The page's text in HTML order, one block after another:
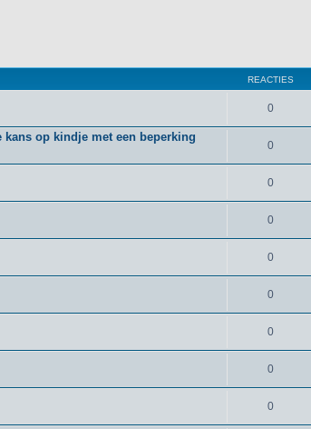
REACTIES
0
op kindje met een beperking
0
0
0
0
0
0
0
0